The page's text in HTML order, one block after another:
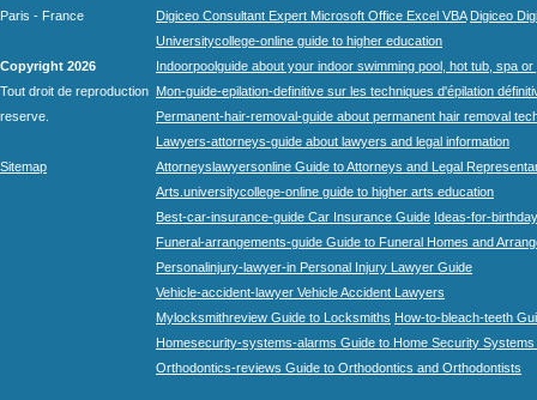
Paris - France
Copyright 2026
Tout droit de reproduction
reserve.
Sitemap
Digiceo Consultant Expert Microsoft Office Excel VBA Digiceo
Universitycollege-online guide to higher education
Indoorpoolguide about your indoor swimming pool, hot tub, spa
Mon-guide-epilation-definitive sur les techniques d'épilation
Permanent-hair-removal-guide about permanent hair removal
Lawyers-attorneys-guide about lawyers and legal information
Attorneyslawyersonline Guide to Attorneys and Legal
Arts.universitycollege-online guide to higher arts education
Best-car-insurance-guide Car Insurance Guide Ideas-for-
Funeral-arrangements-guide Guide to Funeral Homes and
Personalinjury-lawyer-in Personal Injury Lawyer Guide
Vehicle-accident-lawyer Vehicle Accident Lawyers
Mylocksmithreview Guide to Locksmiths How-to-bleach-teeth
Homesecurity-systems-alarms Guide to Home Security Systems
Orthodontics-reviews Guide to Orthodontics and Orthodontists